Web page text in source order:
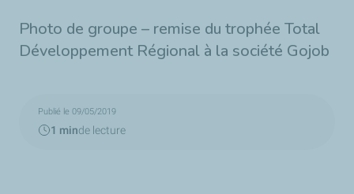
Photo de groupe – remise du trophée Total
Développement Régional à la société Gojob
Publié le 09/05/2019
1 minde lecture